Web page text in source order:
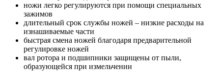
ножи легко регулируются при помощи специальных
зажимов
длительный срок службы ножей – низкие расходы на
изнашиваемые части
быстрая смена ножей благодаря предварительной
регулировке ножей
вал ротора и подшипники защищены от пыли,
образующейся при измельчении